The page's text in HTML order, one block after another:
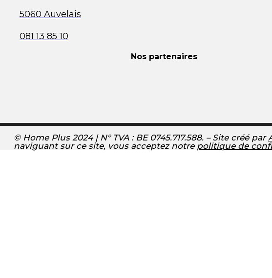
5060 Auvelais
081 13 85 10
Nos partenaires
© Home Plus 2024 | N° TVA : BE 0745.717.588. – Site créé par
naviguant sur ce site, vous acceptez notre politique de